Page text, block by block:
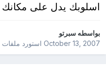
اسلوبك يدل على مكانك
بواسطهسبرتو
October 13, 2007استورد ملفات